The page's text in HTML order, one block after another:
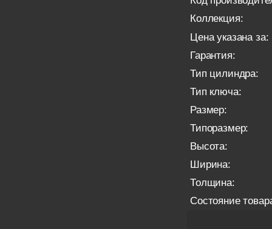
Коллекция:
Цена указана за:
Гарантия:
Тип цилиндра:
Тип ключа:
Размер:
Типоразмер:
Высота:
Ширина:
Толщина:
Состояние